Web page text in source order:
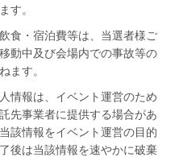
す。
食・宿泊費等は、当選者様ご
動中及び会場内での事故等の
ます。
情報は、イベント運営のため
先事業者に提供する場合があ
該情報をイベント運営の目的
後は当該情報を速やかに破棄